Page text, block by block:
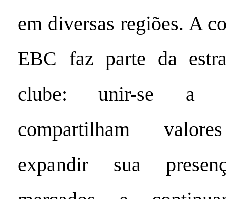
em diversas regiões. A
EBC faz parte da
clube: unir-se a
compartilham
expandir sua